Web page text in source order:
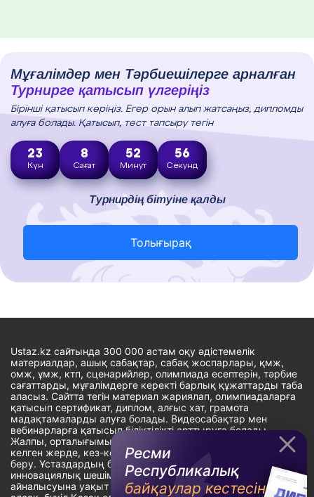
Ресми
Республикалық
байқаулар кестесін
Мұғалімдер мен Тәрбиешілерге арналған
Турнирге қатысып үлгеріңіз
Бірінші қатысып көріңіз. Егер орын алып жатсаңыз, дипломды
алуға болады. Қатысып, тест тапсыру тегін
23
Күн
8
Сағат
52
Минут
55
Секунд
Турнирдің бітуіне қалды
Толығырақ
Ustaz.kz сайтында 300 000 астам оқу әдістемелік
материалдар, ашық сабақтар, сабақ жоспарлары, қмж,
омж, ұмж, ктп, сценарийлер, олимпиада есептерін, тәрбие
сағаттарды, мұғалімдерге керекті барлық құжаттарды таба
аласыз. Сайтта тегін материал жариялап, олимпиадаларға
қатысып сертификат, диплом, алғыс хат, грамота
мадақтамаларды алуға болады. Видеосабақтар мен
вебинарларға қатысып біліктілікті арттыруға болады.
Жалпы, орталығымыздың басты мақсаты: ұстаздарға кез-
келген жерде, кез-келген уақытта білім алуына мүмкіндік
беру. Ұстаздардың барлық өзекті мәселелеріне
инновациялық шешім тауып, шығармашылық жұмыспен
айналысуына уақыт сыйлау. «Ұстаздарға сапалы білім бере